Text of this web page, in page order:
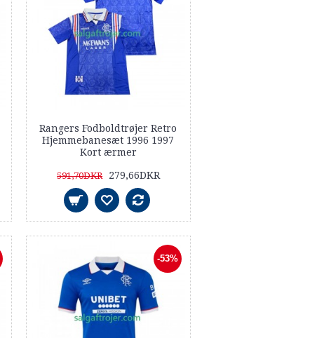
Rangers Fodboldtrøjer Retro
Hjemmebanesæt 1996 1997
Kort ærmer
591,70DKR 279,66DKR
-53%